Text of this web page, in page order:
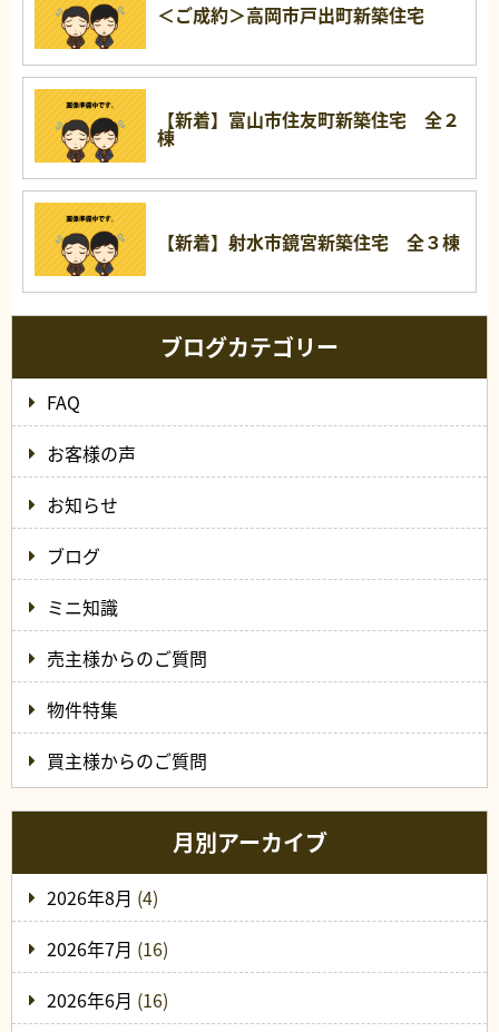
＜ご成約＞高岡市戸出町新築住宅
【新着】富山市住友町新築住宅 全２
棟
【新着】射水市鏡宮新築住宅 全３棟
ブログカテゴリー
FAQ
お客様の声
お知らせ
ブログ
ミニ知識
売主様からのご質問
物件特集
買主様からのご質問
月別アーカイブ
2026年8月 (4)
2026年7月 (16)
2026年6月 (16)